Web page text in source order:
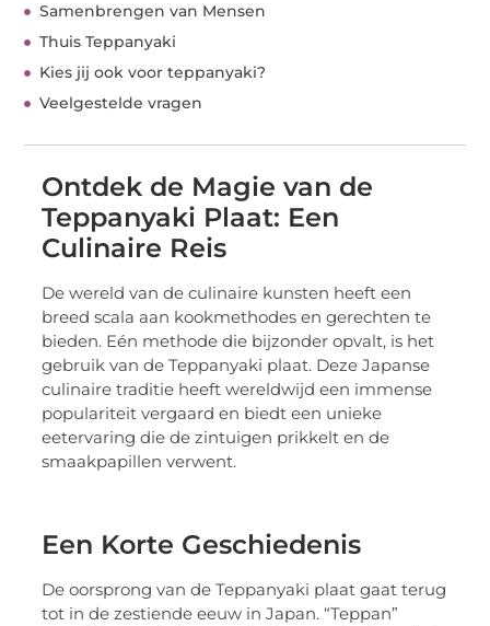
Samenbrengen van Mensen
Thuis Teppanyaki
Kies jij ook voor teppanyaki?
Veelgestelde vragen
Ontdek de Magie van de
Teppanyaki Plaat: Een
Culinaire Reis
De wereld van de culinaire kunsten heeft een
breed scala aan kookmethodes en gerechten te
bieden. Eén methode die bijzonder opvalt, is het
gebruik van de Teppanyaki plaat. Deze Japanse
culinaire traditie heeft wereldwijd een immense
populariteit vergaard en biedt een unieke
eetervaring die de zintuigen prikkelt en de
smaakpapillen verwent.
Een Korte Geschiedenis
De oorsprong van de Teppanyaki plaat gaat terug
tot in de zestiende eeuw in Japan. “Teppan”